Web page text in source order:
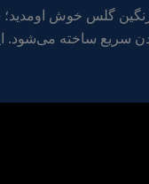
گلس خوش